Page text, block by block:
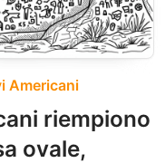
Americani
riempiono
ovale,